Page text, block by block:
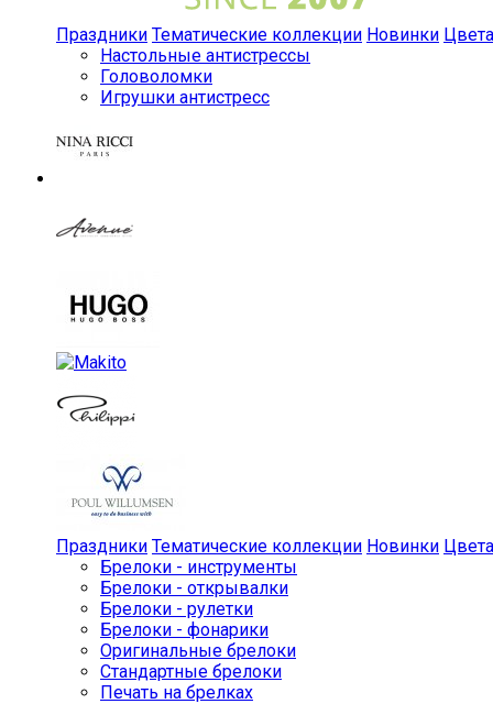
Праздники Тематические коллекции Новинки Цвета
Настольные антистрессы
Головоломки
Игрушки антистресс
Праздники Тематические коллекции Новинки Цвета
Брелоки - инструменты
Брелоки - открывалки
Брелоки - рулетки
Брелоки - фонарики
Оригинальные брелоки
Стандартные брелоки
Печать на брелках